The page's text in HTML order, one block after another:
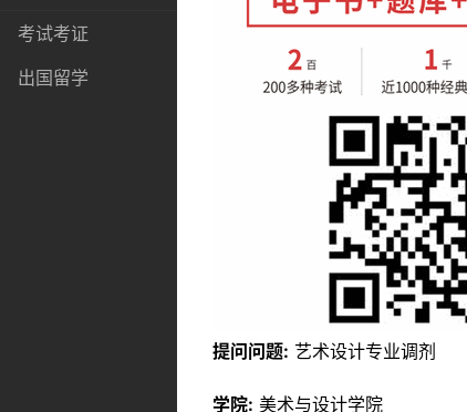
考试考证
出国留学
提问问题: 艺术设计专业调剂
学院: 美术与设计学院